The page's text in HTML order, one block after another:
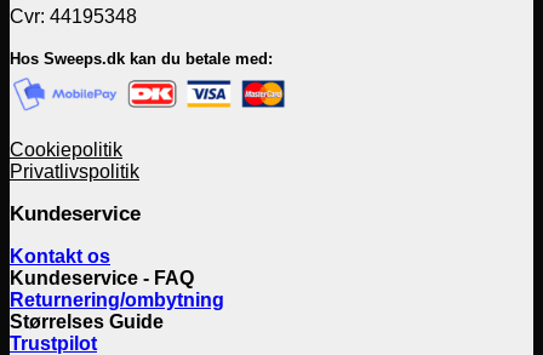
Cvr: 44195348
Hos Sweeps.dk kan du betale med:
Cookiepolitik
Privatlivspolitik
Kundeservice
Kontakt os
Kundeservice - FAQ
Returnering/ombytning
Størrelses Guide
Trustpilot